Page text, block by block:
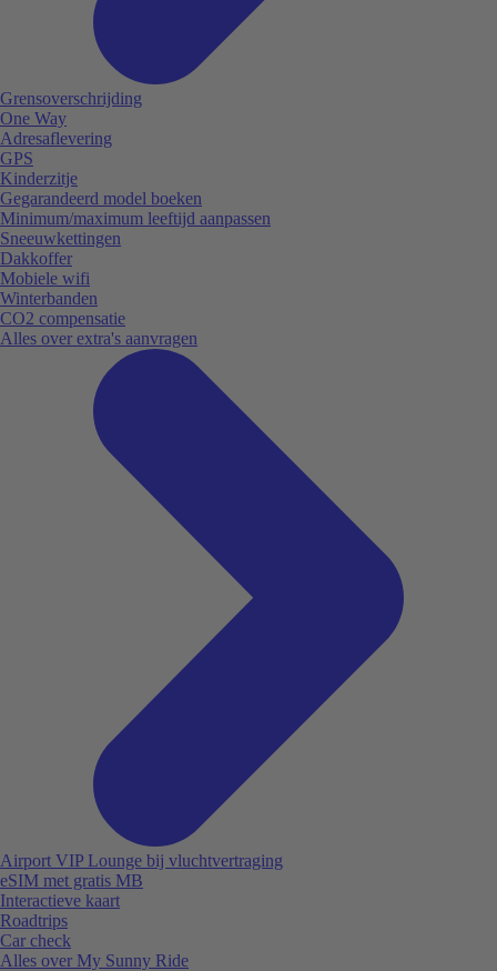
Grensoverschrijding
One Way
Adresaflevering
GPS
Kinderzitje
Gegarandeerd model boeken
Minimum/maximum leeftijd aanpassen
Sneeuwkettingen
Dakkoffer
Mobiele wifi
Winterbanden
CO2 compensatie
Alles over extra's aanvragen
Airport VIP Lounge bij vluchtvertraging
eSIM met gratis MB
Interactieve kaart
Roadtrips
Car check
Alles over My Sunny Ride